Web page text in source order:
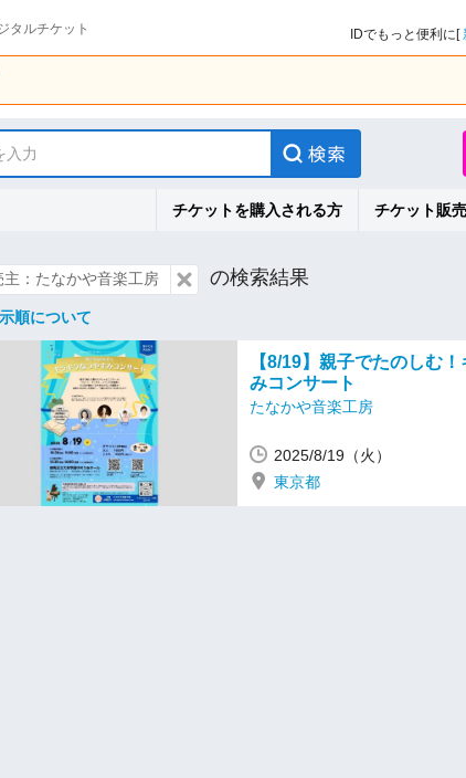
タルチケット
IDでもっと便利に[
入力
チケットを購入される方 チケット販
主：たなかや音楽工房 の検索結果
順について
【8/19】親子でたのしむ
みコンサート
たなかや音楽工房
2025/8/19（火）
東京都